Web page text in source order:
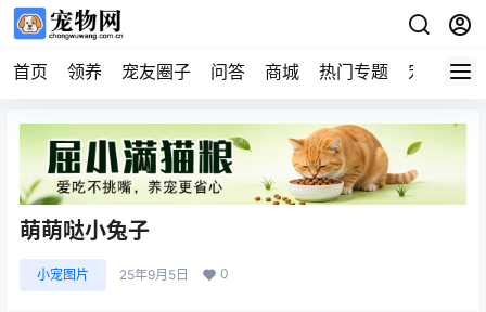
首页 领养 宠友圈子 问答 商城 热门专题 宠物企业
萌萌哒小兔子
小宠图片 25年9月5日 0